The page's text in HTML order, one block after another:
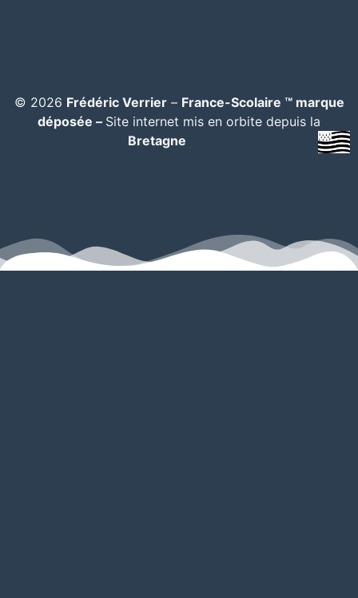
© 2026 Frédéric Verrier– France-Scolaire ™ marque
déposée – Site internet mis en orbite depuis la
Bretagne